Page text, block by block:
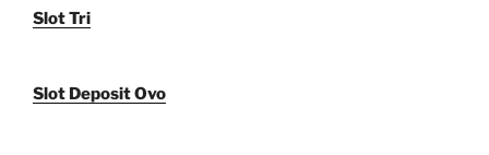
Slot Tri
Slot Deposit Ovo